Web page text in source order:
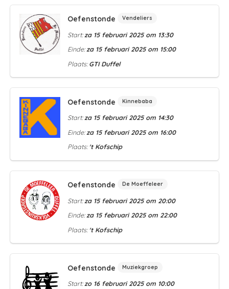
Oefenstonde Vendeliers
Start:za 15 februari 2025 om 13:30
Einde:za 15 februari 2025 om 15:00
Plaats:GTI Duffel
Oefenstonde Kinnebaba
Start:za 15 februari 2025 om 14:30
Einde:za 15 februari 2025 om 16:00
Plaats:'t Kofschip
Oefenstonde De Moeffeleer
Start:za 15 februari 2025 om 20:00
Einde:za 15 februari 2025 om 22:00
Plaats:'t Kofschip
Oefenstonde Muziekgroep
Start:zo 16 februari 2025 om 10:00